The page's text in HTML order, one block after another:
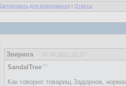
Цитировать для копирования | Ответы
Зверюга 07.04.2021, 21:17
SandalTree
Как говорил товарищ Задорнов,